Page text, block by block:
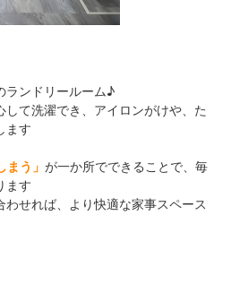
ランドリールーム♪
て洗濯でき、アイロンがけや、た
ます
う」 が一か所でできることで、毎
ます
せれば、より快適な家事スペース